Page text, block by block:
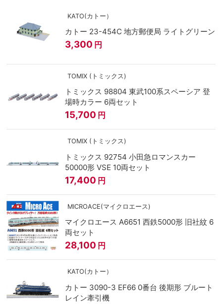
KATO(カトー）
カトー 23-454C 地方郵便局 ライトグリーン
3,300 円
TOMIX (トミックス)
トミックス 98804 東武100系スペーシア 登
場時カラー 6両セット
15,700 円
TOMIX (トミックス)
トミックス 92754 小田急ロマンスカー
50000形 VSE 10両セット
17,400 円
MICROACE(マイクロエース)
マイクロエース A6651 西鉄5000形 旧社紋 6
両セット
28,100 円
KATO(カトー）
カトー 3090-3 EF66 0番台 後期形 ブルート
レイン牽引機